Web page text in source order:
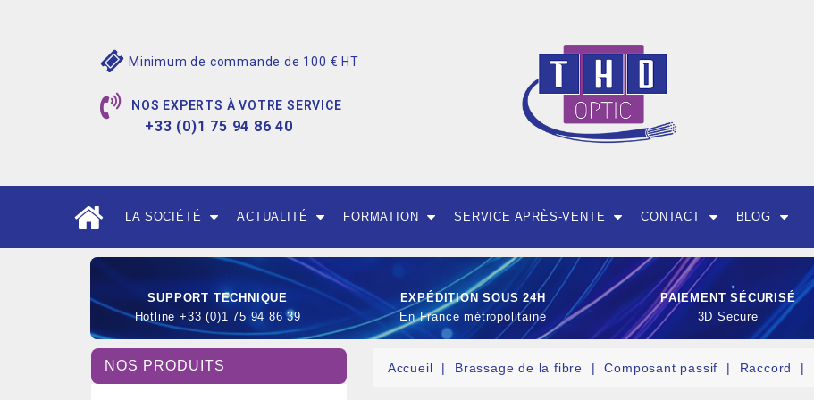
Minimum de commande de 100 € HT
NOS EXPERTS À VOTRE SERVICE
+33 (0)1 75 94 86 40
LA SOCIÉTÉ ACTUALITÉ FORMATION SERVICE APRÈS-VENTE CONTACT BLOG
SUPPORT TECHNIQUE
Hotline +33 (0)1 75 94 86 39
EXPÉDITION SOUS 24H
En France métropolitaine
PAIEMENT SÉCURISÉ
3D Secure
NOS PRODUITS Accueil Brassage de la fibre Composant passif Raccord